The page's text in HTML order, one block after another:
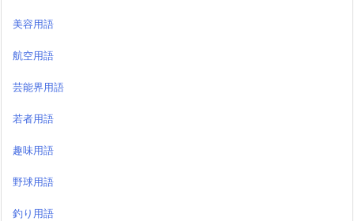
美容用語
航空用語
芸能界用語
若者用語
趣味用語
野球用語
釣り用語